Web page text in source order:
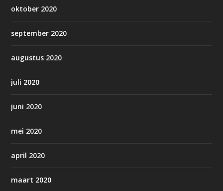
oktober 2020
september 2020
augustus 2020
juli 2020
juni 2020
mei 2020
april 2020
maart 2020